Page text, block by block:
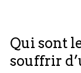
Qui sont
souffrir